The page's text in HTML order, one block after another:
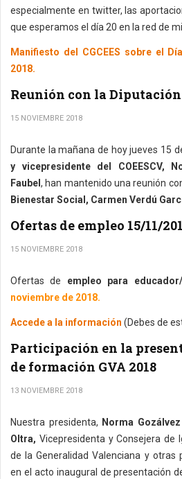
especialmente en twitter, las
que esperamos el día 20 en la red de
Manifiesto del CGCEES sobre el
2018.
Reunión con la
15 NOVIEMBRE 2018
Durante la mañana de hoy jueves 15
y vicepresidente del COEESCV,
Faubel , han mantenido una reunión
Bienestar Social, Carmen Verdú
Ofertas de empleo 15/11/
15 NOVIEMBRE 2018
Ofertas de empleo para
noviembre de 2018.
Accede a la información (Debes de
Participación en la
de formación GVA 2018
13 NOVIEMBRE 2018
Nuestra presidenta, Norma Gozálvez
Oltra, Vicepresidenta y Consejera de
de la Generalidad Valenciana y otras
en el acto inaugural de presentación